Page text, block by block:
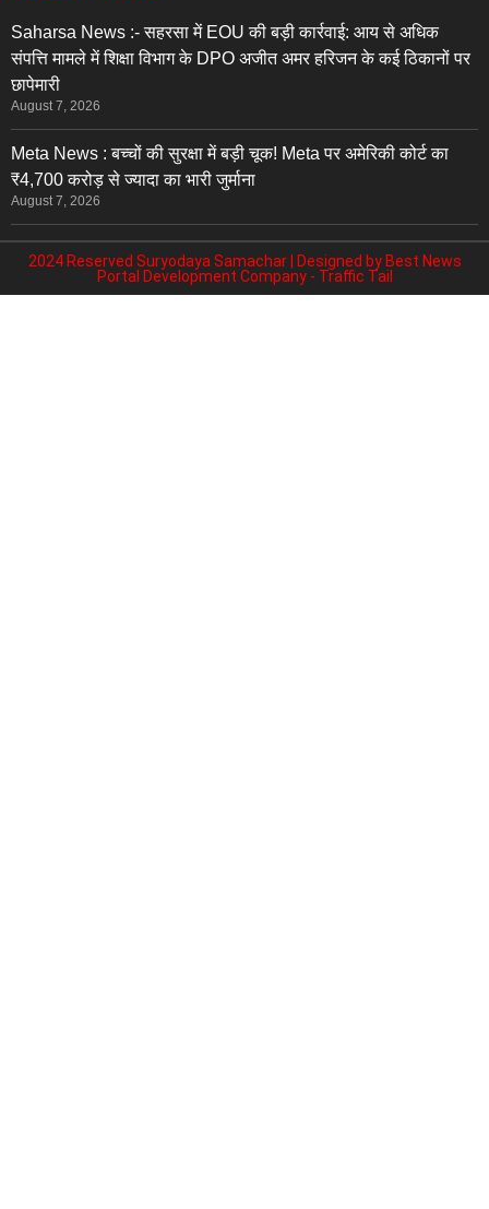
Saharsa News :- सहरसा में EOU की बड़ी कार्रवाई: आय से अधिक
संपत्ति मामले में शिक्षा विभाग के DPO अजीत अमर हरिजन के कई ठिकानों पर
छापेमारी
August 7, 2026
Meta News : बच्चों की सुरक्षा में बड़ी चूक! Meta पर अमेरिकी कोर्ट का
₹4,700 करोड़ से ज्यादा का भारी जुर्माना
August 7, 2026
2024 Reserved Suryodaya Samachar | Designed by Best News
Portal Development Company- Traffic Tail